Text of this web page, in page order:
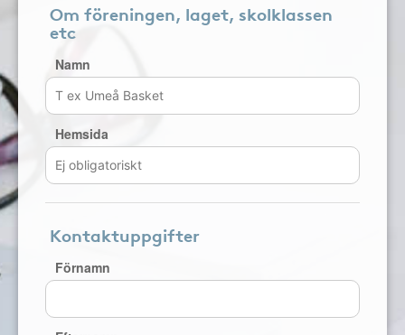
Om föreningen, laget, skolklassen
etc
Namn
Hemsida
Kontaktuppgifter
Förnamn